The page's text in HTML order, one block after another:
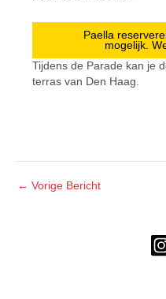
Paella
mogelijk.
Tijdens de Parade kan je
terras van Den Haag.
← Vorige Bericht